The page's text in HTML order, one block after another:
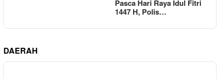
Pasca Hari Raya Idul Fitri
1447 H, Polis…
DAERAH